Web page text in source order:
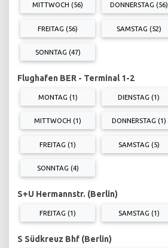
MITTWOCH (56) DONNERSTAG (56)
FREITAG (56) SAMSTAG (52)
SONNTAG (47)
Flughafen BER - Terminal 1-2
MONTAG (1) DIENSTAG (1)
MITTWOCH (1) DONNERSTAG (1)
FREITAG (1) SAMSTAG (5)
SONNTAG (4)
S+U Hermannstr. (Berlin)
FREITAG (1) SAMSTAG (1)
S Südkreuz Bhf (Berlin)